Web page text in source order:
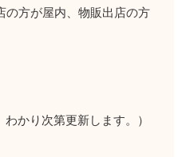
の方が屋内、物販出店の方
かり次第更新します。）